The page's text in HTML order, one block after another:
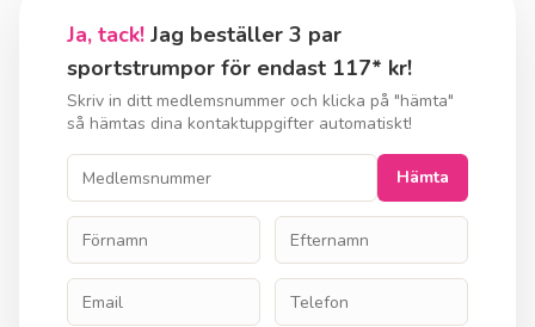
Ja, tack! Jag beställer 3 par
sportstrumpor för endast 117* kr!
Skriv in ditt medlemsnummer och klicka på "hämta"
så hämtas dina kontaktuppgifter automatiskt!
Hämta